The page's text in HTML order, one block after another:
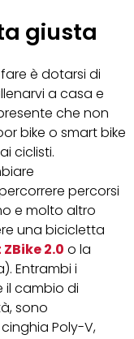
giusta
è dotarsi di
a casa e
che non
bike o smart bike
ciclisti.
percorsi
e molto altro
una bicicletta
2.0 o la
Entrambi i
il cambio di
sono
Poly-V,